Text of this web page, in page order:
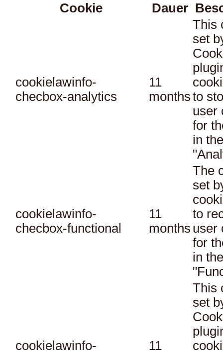
Cookie
Dauer
cookielawinfo-
checbox-analytics
11
months
This
set
to
user
for
in
cookielawinfo-
checbox-functional
11
months
The
set
to
user
for
in
cookielawinfo-
11
This
set